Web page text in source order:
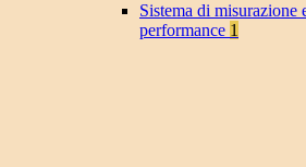
Sistema di misurazione
performance 1